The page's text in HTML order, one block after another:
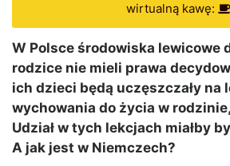
wirtualną kawę:
W Polsce środowiska lewicowe
rodzice nie mieli prawa
ich dzieci będą uczęszczały na
wychowania do życia w
Udział w tych lekcjach miałby
A jak jest w Niemczech?